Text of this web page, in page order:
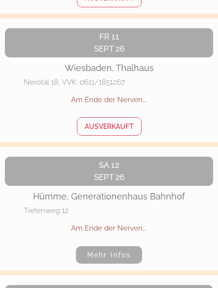
FR 11
SEPT 26
Wiesbaden, Thalhaus
Nerotal 18, VVK: 0611/1851267
Am Ende der Nerven...
AUSVERKAUFT
SA 12
SEPT 26
Hümme, Generationenhaus Bahnhof
Tiefenweg 12
Am Ende der Nerven...
Mehr Infos